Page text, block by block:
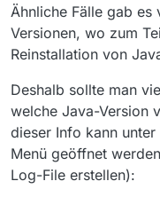
Ähnliche Fälle gab es
Versionen, wo zum
Reinstallation von
Deshalb sollte man
welche Java-Version
dieser Info kann
Menü geöffnet
Log-File erstellen):